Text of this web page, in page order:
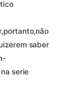
saber
serie